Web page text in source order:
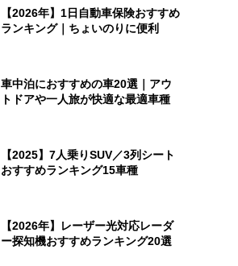
【2026年】1日自動車保険おすすめ
ランキング｜ちょいのりに便利
車中泊におすすめの車20選｜アウ
トドアや一人旅が快適な最適車種
【2025】7人乗りSUV／3列シート
おすすめランキング15車種
【2026年】レーザー光対応レーダ
ー探知機おすすめランキング20選